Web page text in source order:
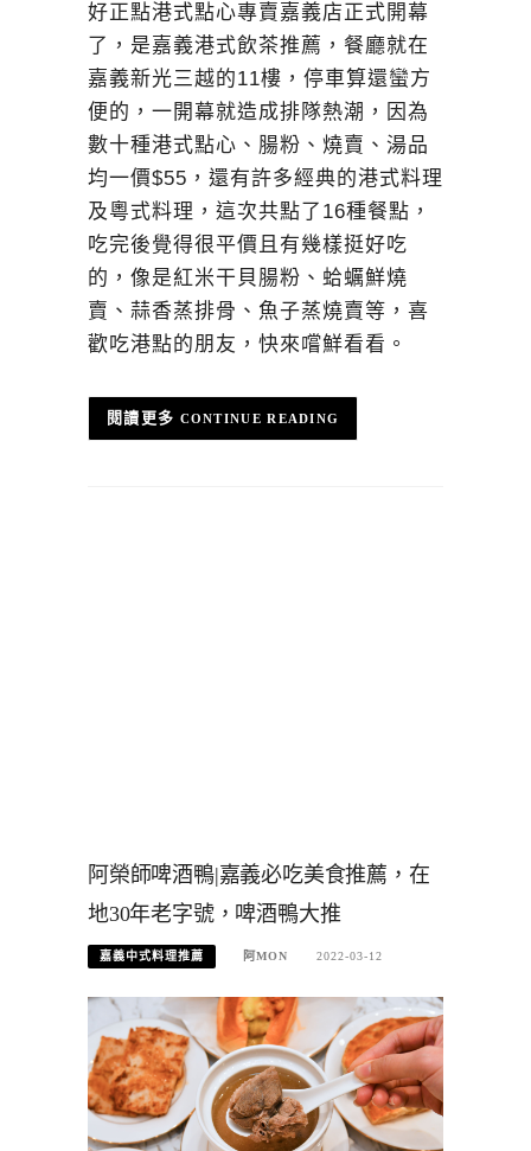
好正點港式點心專賣嘉義店正式開幕
了，是嘉義港式飲茶推薦，餐廳就在
嘉義新光三越的11樓，停車算還蠻方
便的，一開幕就造成排隊熱潮，因為
數十種港式點心、腸粉、燒賣、湯品
均一價$55，還有許多經典的港式料理
及粵式料理，這次共點了16種餐點，
吃完後覺得很平價且有幾樣挺好吃
的，像是紅米干貝腸粉、蛤蠣鮮燒
賣、蒜香蒸排骨、魚子蒸燒賣等，喜
歡吃港點的朋友，快來嚐鮮看看。
CONTINUE READING
阿榮師啤酒鴨|嘉義必吃美食推薦，在
地30年老字號，啤酒鴨大推
嘉義中式料理推薦 阿MON 2022-03-12